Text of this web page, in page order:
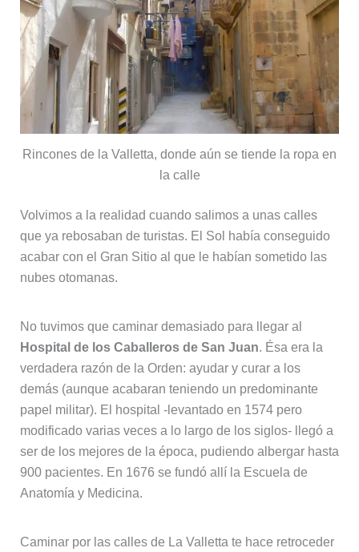
Rincones de la Valletta, donde aún se tiende la ropa en
la calle
Volvimos a la realidad cuando salimos a unas calles
que ya rebosaban de turistas. El Sol había conseguido
acabar con el Gran Sitio al que le habían sometido las
nubes otomanas.
No tuvimos que caminar demasiado para llegar al
Hospital de los Caballeros de San Juan. Ésa era la
verdadera razón de la Orden: ayudar y curar a los
demás (aunque acabaran teniendo un predominante
papel militar). El hospital -levantado en 1574 pero
modificado varias veces a lo largo de los siglos- llegó a
ser de los mejores de la época, pudiendo albergar hasta
900 pacientes. En 1676 se fundó allí la Escuela de
Anatomía y Medicina.
Caminar por las calles de La Valletta te hace retroceder